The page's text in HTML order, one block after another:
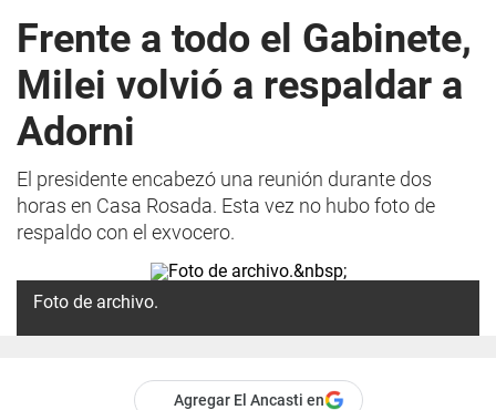
Frente a todo el Gabinete,
Milei volvió a respaldar a
Adorni
El presidente encabezó una reunión durante dos
horas en Casa Rosada. Esta vez no hubo foto de
respaldo con el exvocero.
Foto de archivo.
Agregar El Ancasti en